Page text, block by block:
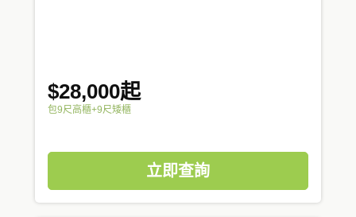
$28,000起
包9尺高櫃+9尺矮櫃
立即查詢